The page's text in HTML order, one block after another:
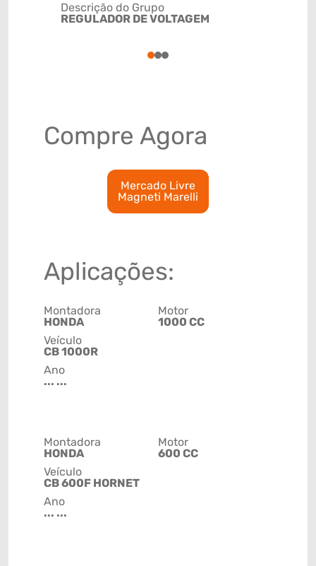
Descrição do Grupo
REGULADOR DE VOLTAGEM
123
Compre Agora
Mercado Livre
Magneti Marelli
Aplicações:
Montadora
HONDA
Veículo
CB 1000R
Ano
... ...
Motor
1000 CC
Montadora
HONDA
Veículo
CB 600F HORNET
Ano
... ...
Motor
600 CC